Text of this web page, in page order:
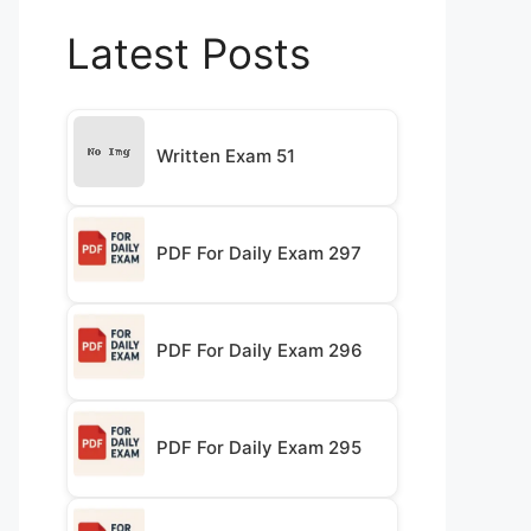
Latest Posts
Written Exam 51
PDF For Daily Exam 297
PDF For Daily Exam 296
PDF For Daily Exam 295